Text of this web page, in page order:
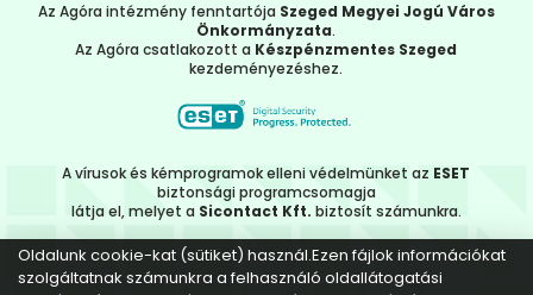
Oldalunk cookie-kat (sütiket) használ.Ezen fájlok információkat
szolgáltatnak számunkra a felhasználó oldallátogatási
Az Agóra intézmény fenntartója Szeged Megyei Jogú Város
Önkormányzata.
Az Agóra csatlakozott a Készpénzmentes Szeged
kezdeményezéshez.
A vírusok és kémprogramok elleni védelmünket az ESET
biztonsági programcsomagja
látja el, melyet a Sicontact Kft. biztosít számunkra.